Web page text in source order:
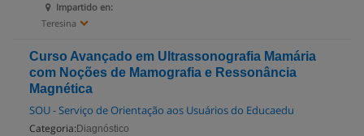
Impartido en:
Teresina
Curso Avançado em Ultrassonografia Mamária
com Noções de Mamografia e Ressonância
Magnética
SOU - Serviço de Orientação aos Usuários do Educaedu
Categoria: Diagnóstico